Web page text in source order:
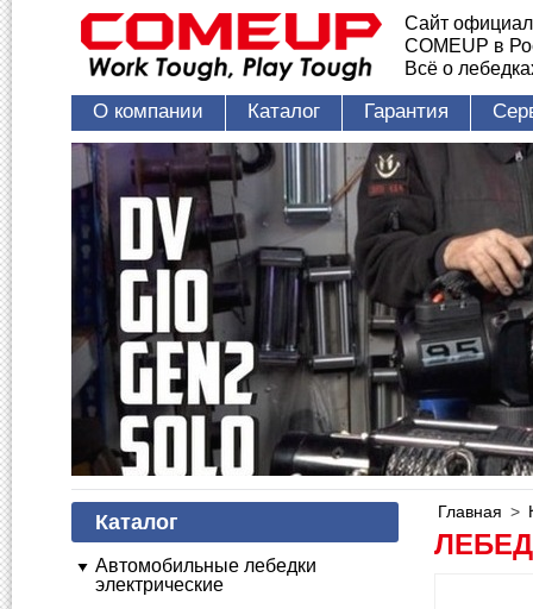
Сайт
COMEUP в
Всё о
О компании Каталог Гарантия
Каталог
Автомобильные лебедки
электрические
Главная >